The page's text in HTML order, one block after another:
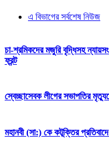
এ বিভাগের সর্বশেষ নিউজ
চা-শ্রমিকদের মজুরি বৃদ্ধিসহ
ফ্রন্ট
স্বেচ্ছাসেবক লীগের সভাপতির
মহানবী (সা:) কে কটূক্তির প্রতিবাদে